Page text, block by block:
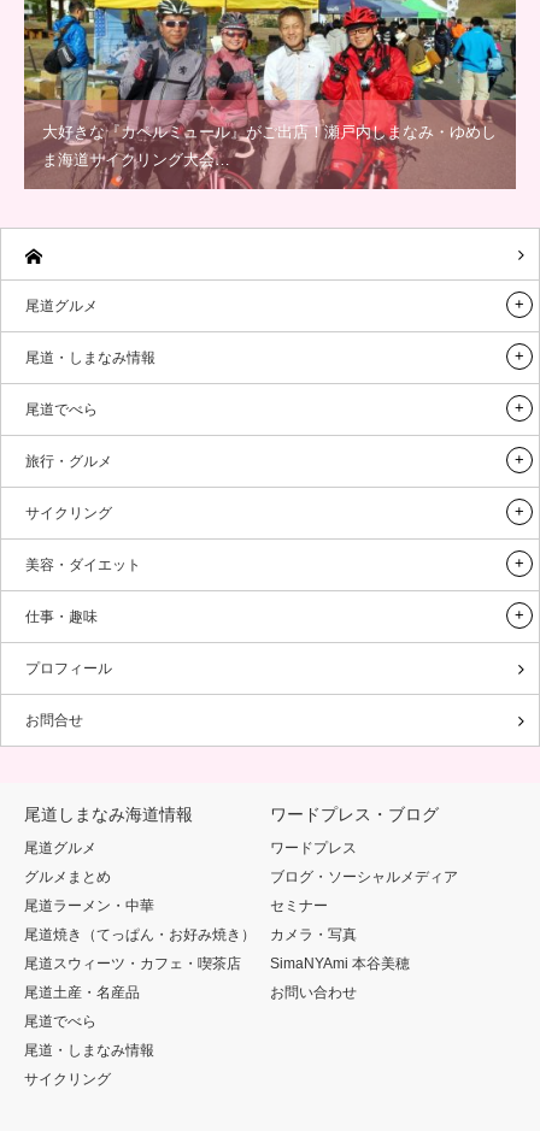
大好きな『カペルミュール』がご出店！瀬戸内しまなみ・ゆめし
ま海道サイクリング大会…
尾道グルメ
尾道・しまなみ情報
尾道でべら
旅行・グルメ
サイクリング
美容・ダイエット
仕事・趣味
プロフィール
お問合せ
尾道しまなみ海道情報
尾道グルメ
グルメまとめ
尾道ラーメン・中華
尾道焼き（てっぱん・お好み焼き）
尾道スウィーツ・カフェ・喫茶店
尾道土産・名産品
尾道でべら
尾道・しまなみ情報
サイクリング
ワードプレス・ブログ
ワードプレス
ブログ・ソーシャルメディア
セミナー
カメラ・写真
SimaNYAmi 本谷美穂
お問い合わせ